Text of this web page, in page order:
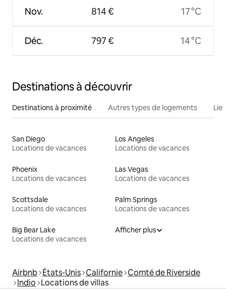
Nov.
Déc.
814 €
797 €
17 °C
14 °C
Destinations à découvrir
Destinations à proximité Autres types de logements
San Diego
Locations de vacances
Los Angeles
Locations de vacances
Phoenix
Locations de vacances
Las Vegas
Locations de vacances
Scottsdale
Locations de vacances
Palm Springs
Locations de vacances
Big Bear Lake
Locations de vacances
Afficher plus
Airbnb États-Unis Californie Comté de Riverside
Indio Locations de villas